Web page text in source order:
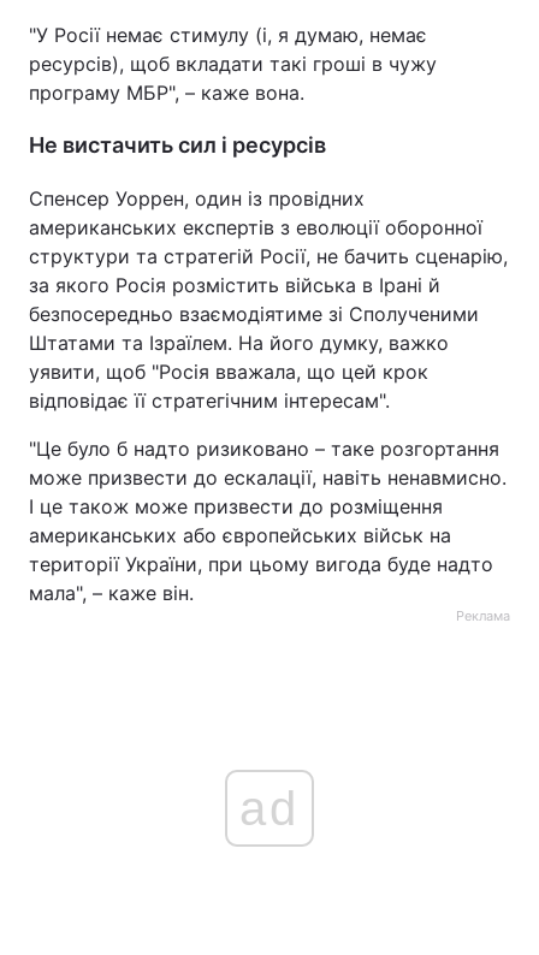
"У Росії немає стимулу (і, я думаю, немає
ресурсів), щоб вкладати такі гроші в чужу
програму МБР", – каже вона.
Не вистачить сил і ресурсів
Спенсер Уоррен, один із провідних
американських експертів з еволюції оборонної
структури та стратегій Росії, не бачить сценарію,
за якого Росія розмістить війська в Ірані й
безпосередньо взаємодіятиме зі Сполученими
Штатами та Ізраїлем. На його думку, важко
уявити, щоб "Росія вважала, що цей крок
відповідає її стратегічним інтересам".
"Це було б надто ризиковано – таке розгортання
може призвести до ескалації, навіть ненавмисно.
І це також може призвести до розміщення
американських або європейських військ на
території України, при цьому вигода буде надто
мала", – каже він.
Реклама
ad